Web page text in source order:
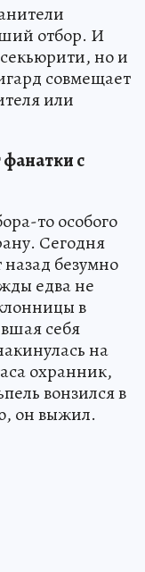
отбор. И
но и
совмещает
или
фанатки с
то особого
Сегодня
безумно
едва не
в
себя
на
охранник,
вонзился в
он выжил.